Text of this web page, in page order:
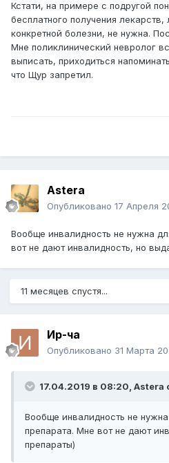
Кстати, на примере с подругой
бесплатного получения
конкретной болезни, не нужна.
Мне поликлинический невролог
выписать, приходиться
что Щур запретил.
Astera
Опубликовано 17 Апреля
Вообще инвалидность не нужна
вот не дают инвалидность, но
11 месяцев спустя...
Ир-ча
Опубликовано 31 Марта
17.04.2019 в 08:20, Astera
Вообще инвалидность не
препарата. Мне вот не дают
препараты)